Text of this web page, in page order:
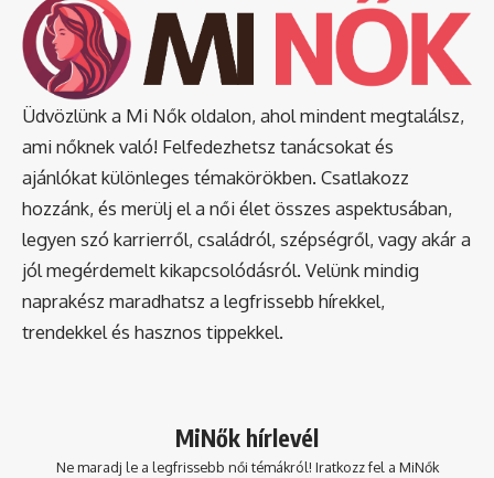
Üdvözlünk a Mi Nők oldalon, ahol mindent megtalálsz,
ami nőknek való! Felfedezhetsz tanácsokat és
ajánlókat különleges témakörökben. Csatlakozz
hozzánk, és merülj el a női élet összes aspektusában,
legyen szó karrierről, családról, szépségről, vagy akár a
jól megérdemelt kikapcsolódásról. Velünk mindig
naprakész maradhatsz a legfrissebb hírekkel,
trendekkel és hasznos tippekkel.
MiNők hírlevél
Ne maradj le a legfrissebb női témákról! Iratkozz fel a MiNők